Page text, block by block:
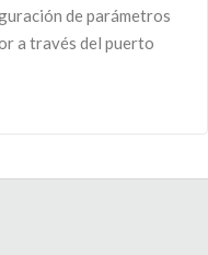
de parámetros
a través del puerto